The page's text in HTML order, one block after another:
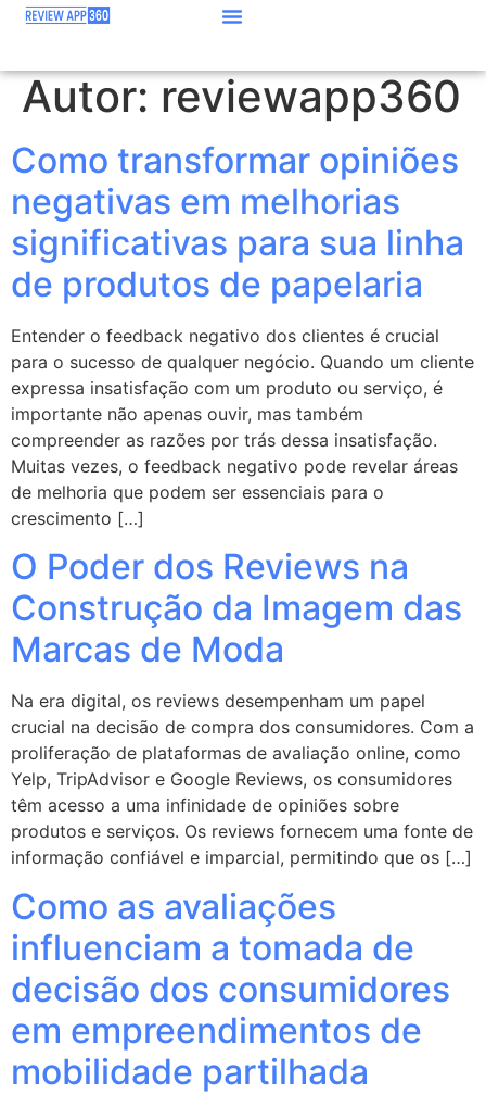
Autor: reviewapp360
Como transformar opiniões
negativas em melhorias
significativas para sua linha
de produtos de papelaria
Entender o feedback negativo dos clientes é crucial
para o sucesso de qualquer negócio. Quando um cliente
expressa insatisfação com um produto ou serviço, é
importante não apenas ouvir, mas também
compreender as razões por trás dessa insatisfação.
Muitas vezes, o feedback negativo pode revelar áreas
de melhoria que podem ser essenciais para o
crescimento […]
O Poder dos Reviews na
Construção da Imagem das
Marcas de Moda
Na era digital, os reviews desempenham um papel
crucial na decisão de compra dos consumidores. Com a
proliferação de plataformas de avaliação online, como
Yelp, TripAdvisor e Google Reviews, os consumidores
têm acesso a uma infinidade de opiniões sobre
produtos e serviços. Os reviews fornecem uma fonte de
informação confiável e imparcial, permitindo que os […]
Como as avaliações
influenciam a tomada de
decisão dos consumidores
em empreendimentos de
mobilidade partilhada